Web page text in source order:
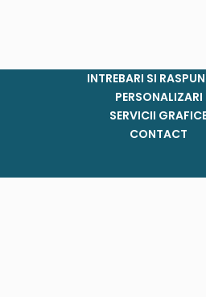
INTREBARI SI
PERSONALIZARI
SERVICII
CONTACT